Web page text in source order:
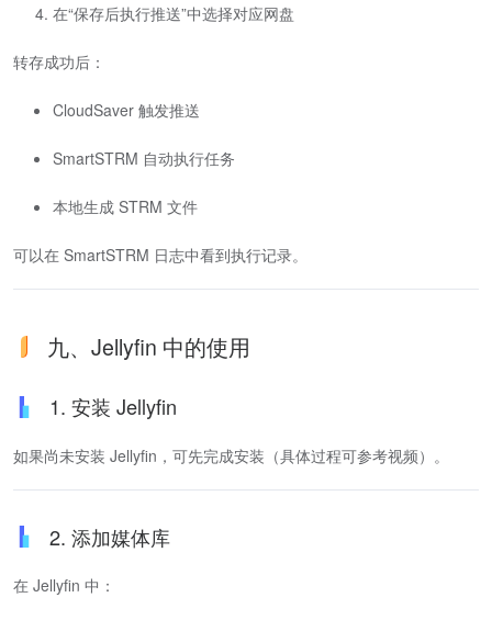
在“保存后执行推送”中选择对应网盘
转存成功后：
CloudSaver 触发推送
SmartSTRM 自动执行任务
本地生成 STRM 文件
可以在 SmartSTRM 日志中看到执行记录。
九、Jellyfin 中的使用
1. 安装 Jellyfin
如果尚未安装 Jellyfin，可先完成安装（具体过程可参考视频）。
2. 添加媒体库
在 Jellyfin 中：